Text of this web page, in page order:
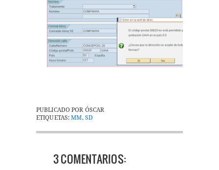
PUBLICADO POR ÓSCAR
ETIQUETAS:MM, SD
3 COMENTARIOS: